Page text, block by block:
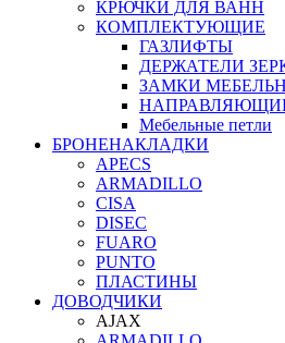
КРЮЧКИ ДЛЯ ВАНН
КОМПЛЕКТУЮЩИЕ
ГАЗЛИФТЫ
ДЕРЖАТЕЛИ
ЗАМКИ
Мебельные петли
БРОНЕНАКЛАДКИ
APECS
ARMADILLO
CISA
DISEC
FUARO
PUNTO
ПЛАСТИНЫ
ДОВОДЧИКИ
AJAX